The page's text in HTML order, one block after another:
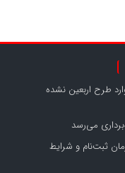
طرح اربعین نشده
می‌رسد
ثبت‌نام و شرایط